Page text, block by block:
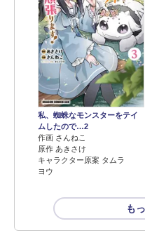
私、蜘蛛なモンスターをテイ
ムしたので…2
作画 さんねこ
原作 あきさけ
キャラクター原案 タムラ
ヨウ
も